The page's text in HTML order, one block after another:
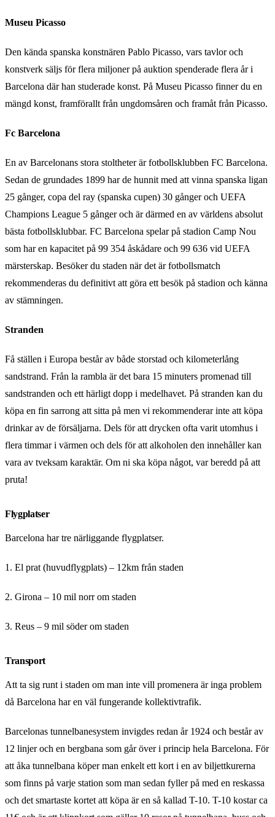
Museu Picasso
Den kända spanska konstnären Pablo Picasso, vars tavlor och
konstverk säljs för flera miljoner på auktion spenderade flera år i
Barcelona där han studerade konst. På Museu Picasso finner du en
mängd konst, framförallt från ungdomsåren och framåt från Picasso.
Fc Barcelona
En av Barcelonans stora stoltheter är fotbollsklubben FC Barcelona.
Sedan de grundades 1899 har de hunnit med att vinna spanska ligan
25 gånger, copa del ray (spanska cupen) 30 gånger och UEFA
Champions League 5 gånger och är därmed en av världens absolut
bästa fotbollsklubbar. FC Barcelona spelar på stadion Camp Nou
som har en kapacitet på 99 354 åskådare och 99 636 vid UEFA
märsterskap. Besöker du staden när det är fotbollsmatch
rekommenderas du definitivt att göra ett besök på stadion och känna
av stämningen.
Stranden
Få ställen i Europa består av både storstad och kilometerlång
sandstrand. Från la rambla är det bara 15 minuters promenad till
sandstranden och ett härligt dopp i medelhavet. På stranden kan du
köpa en fin sarrong att sitta på men vi rekommenderar inte att köpa
drinkar av de försäljarna. Dels för att drycken ofta varit utomhus i
flera timmar i värmen och dels för att alkoholen den innehåller kan
vara av tveksam karaktär. Om ni ska köpa något, var beredd på att
pruta!
Flygplatser
Barcelona har tre närliggande flygplatser.
1. El prat (huvudflygplats) – 12km från staden
2. Girona – 10 mil norr om staden
3. Reus – 9 mil söder om staden
Transport
Att ta sig runt i staden om man inte vill promenera är inga problem
då Barcelona har en väl fungerande kollektivtrafik.
Barcelonas tunnelbanesystem invigdes redan år 1924 och består av
12 linjer och en bergbana som går över i princip hela Barcelona. För
att åka tunnelbana köper man enkelt ett kort i en av biljettkurerna
som finns på varje station som man sedan fyller på med en reskassa
och det smartaste kortet att köpa är en så kallad T-10. T-10 kostar ca